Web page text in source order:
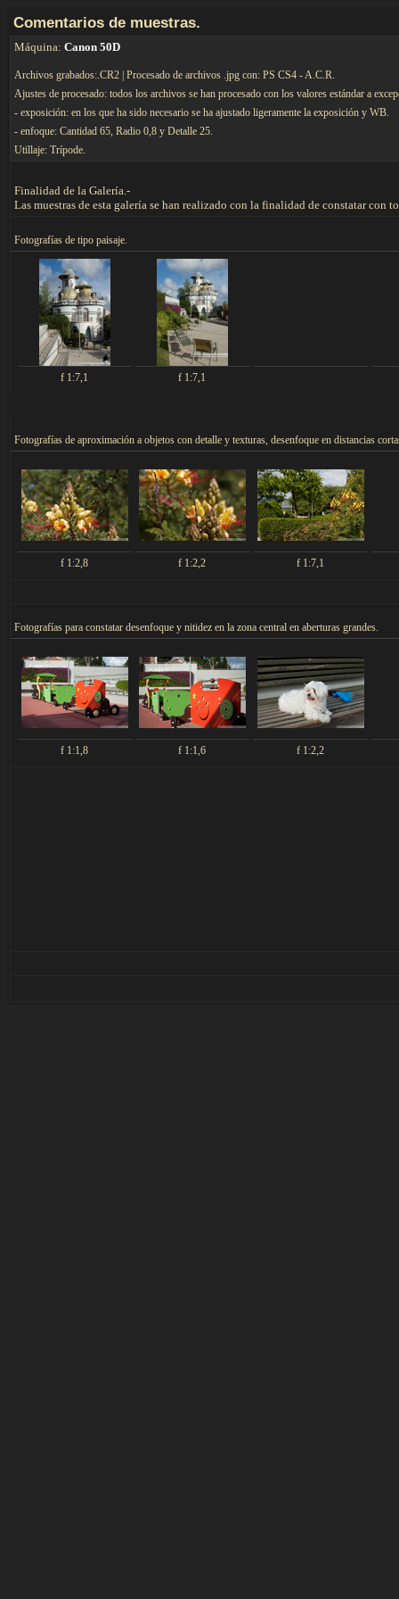
Comentarios de muestras.
Máquina: Canon 50D
Archivos grabados:.CR2 | Procesado de archivos .jpg con: PS CS4 - A.C.R.
Ajustes de procesado: todos los archivos se han procesado con los valores estándar a
- exposición: en los que ha sido necesario se ha ajustado ligeramente la exposición y WB.
- enfoque: Cantidad 65, Radio 0,8 y Detalle 25.
Utillaje: Trípode.
Finalidad de la Galería.-
Las muestras de esta galería se han realizado con la finalidad de constatar con
Fotografías de tipo paisaje.
f 1:7,1 f 1:7,1
Fotografías de aproximación a objetos con detalle y texturas, desenfoque en distancias
f 1:2,8 f 1:2,2 f 1:7,1
Fotografías para constatar desenfoque y nitidez en la zona central en aberturas grandes.
f 1:1,8 f 1:1,6 f 1:2,2